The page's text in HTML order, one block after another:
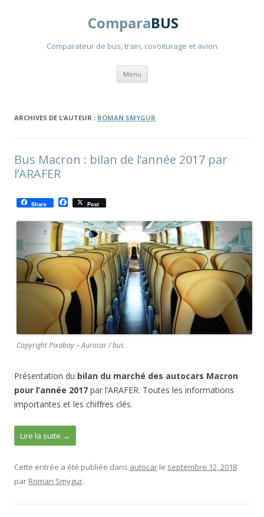
ComparaBUS
Comparateur de bus, train, covoiturage et avion
Menu Aller
contenu
ARCHIVES DE L’AUTEUR : ROMAN SMYGUR
Bus Macron : bilan de l’année 2017 par
l’ARAFER
Share
a
c
e
b
o
o
Post
Copyright Pixabay – Aurocar / bus
Présentation du bilan du marché des autocars Macron
pour l’année 2017 par l’ARAFER. Toutes les informations
importantes et les chiffres clés.
Lire la suite →
Cette entrée a été publiée dans autocar le septembre 12, 2018
par Roman Smygur.